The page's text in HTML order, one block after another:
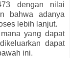
dengan nilai
bahwa adanya
lebih lanjut.
yang dapat
dapat
ini.